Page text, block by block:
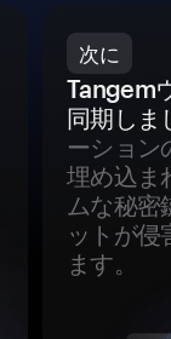
次に
Tangem
同期しま
ーション
埋め込ま
ムな秘密
ットが侵
ます。